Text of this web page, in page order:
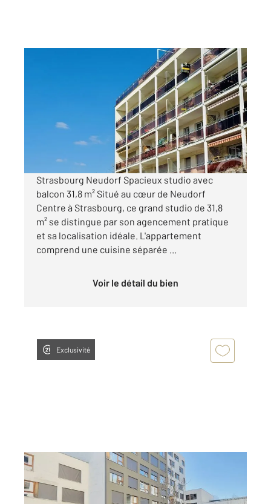
Appartement F1 à vendre
104 000 €
Visiter le site dédié
Strasbourg Neudorf Spacieux studio avec
balcon 31,8 m² Situé au cœur de Neudorf
Centre à Strasbourg, ce grand studio de 31,8
m² se distingue par son agencement pratique
et sa localisation idéale. L'appartement
comprend une cuisine séparée ...
Voir le détail du bien
Exclusivité
STRASBOURG 67
18,50 m , 1 pièce
Ref : 24009